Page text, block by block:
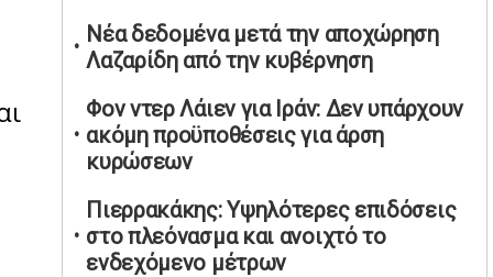
Αταμάν: Κανείς δεν έχει δικαίωμα να
μιλά για τον πρόεδρο και την
οικογένειά του
02/05/2026 | 15:59
Μαρινάκης: Ο Ανδρουλάκης
υπαναχώρησε στις συμφωνίες για τις
Ανεξάρτητες Αρχές
02/05/2026 | 09:36
Νέα δεδομένα μετά την αποχώρηση
Λαζαρίδη από την κυβέρνηση
Φον ντερ Λάιεν για Ιράν: Δεν υπάρχουν
ακόμη προϋποθέσεις για άρση
κυρώσεων
Πιερρακάκης: Υψηλότερες επιδόσεις
στο πλεόνασμα και ανοιχτό το
ενδεχόμενο μέτρων